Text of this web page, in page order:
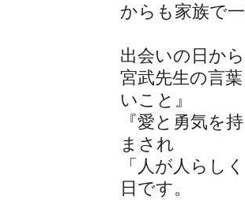
からも家族で
出会いの日か
宮武先生の言
いこと』
『愛と勇気を
まされ
「人が人らし
日です。